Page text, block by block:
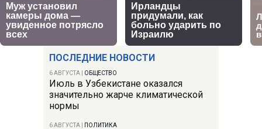
ПОСЛЕДНИЕ НОВОСТИ
6 АВГУСТА ОБЩЕСТВО
Июль в Узбекистане оказался
значительно жарче климатической
нормы
6 АВГУСТА ПОЛИТИКА